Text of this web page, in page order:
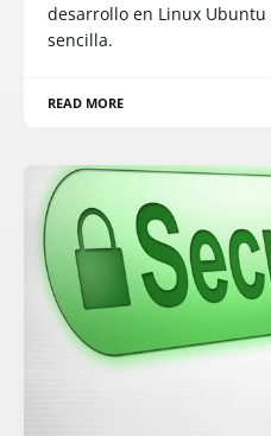
desarrollo en Linux
sencilla.
READ MORE